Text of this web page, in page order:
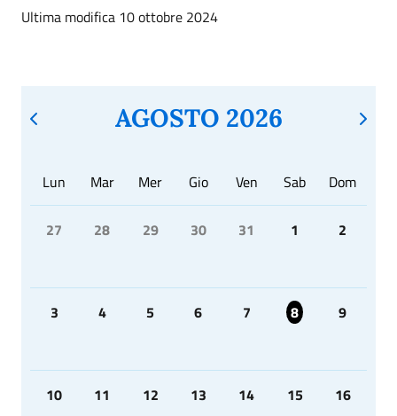
Ultima modifica 10 ottobre 2024
AGOSTO 2026
Lun Mar Mer Gio Ven Sab Dom
27 28 29 30 31 1 2
3 4 5 6 7 8 9
10 11 12 13 14 15 16